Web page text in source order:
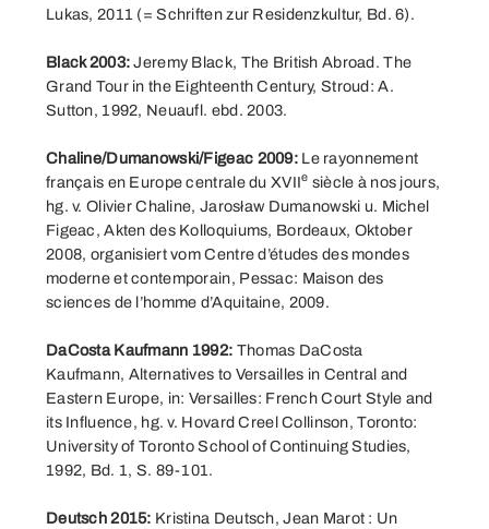
Lukas, 2011 (= Schriften zur Residenzkultur, Bd. 6).
Black 2003:Jeremy Black, The British Abroad. The
Grand Tour in the Eighteenth Century, Stroud: A.
Sutton, 1992, Neuaufl. ebd. 2003.
Chaline/Dumanowski/Figeac 2009:Le rayonnement
français en Europe centrale du XVIIe siècle à nos jours,
hg. v. Olivier Chaline, Jarosław Dumanowski u. Michel
Figeac, Akten des Kolloquiums, Bordeaux, Oktober
2008, organisiert vom Centre d’études des mondes
moderne et contemporain, Pessac: Maison des
sciences de l’homme d’Aquitaine, 2009.
DaCosta Kaufmann 1992: Thomas DaCosta
Kaufmann, Alternatives to Versailles in Central and
Eastern Europe, in: Versailles: French Court Style and
its Influence, hg. v. Hovard Creel Collinson, Toronto:
University of Toronto School of Continuing Studies,
1992, Bd. 1, S. 89-101.
Deutsch 2015: Kristina Deutsch, Jean Marot : Un